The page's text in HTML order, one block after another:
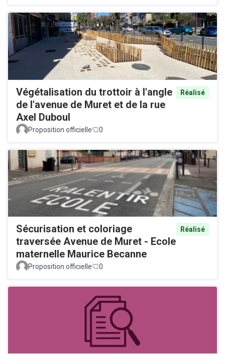
Végétalisation du trottoir à l'angle
de l'avenue de Muret et de la rue
Axel Duboul
Réalisé
Proposition officielle 0
Sécurisation et coloriage
traversée Avenue de Muret - Ecole
maternelle Maurice Becanne
Réalisé
Proposition officielle 0